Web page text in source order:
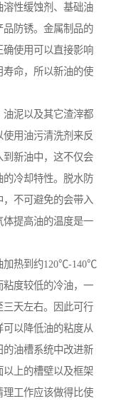
溶性缓蚀剂、基础油
防锈。金属制品的
使用可以直接影响
命，所以新油的使
泥以及其它渣滓都
用油污清洗剂来反
到新油中，这不仅会
的冷却特性。脱水防
不可避免的会带入
体提高油的温度是一
加热到约120℃-140℃
粘度较低的冷油，一
天左右。因此可行
可以降低油的粘度从
的油槽系统中改进新
以上的槽壁以及框架
理工作应该做得比使